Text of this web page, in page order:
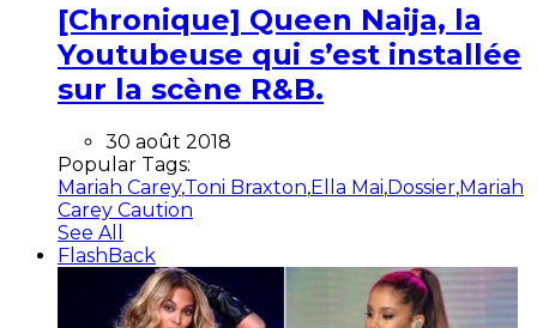
[Chronique] Queen Naija, la
Youtubeuse qui s’est installée
sur la scène R&B.
30 août 2018
Popular Tags:
Mariah Carey,Toni Braxton,Ella Mai,Dossier,Mariah
Carey Caution
See All
FlashBack